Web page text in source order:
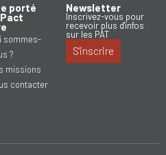
porté
sommes-
?
missions
contacter
Newsletter
Inscrivez-vous pour
recevoir plus d'infos
sur les PAT
S'inscrire